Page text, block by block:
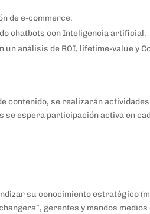
de e-commerce.
chatbots con Inteligencia artificial.
análisis de ROI, lifetime-value y
se realizarán
espera participación activa en
su conocimiento estratégico
gerentes y mandos